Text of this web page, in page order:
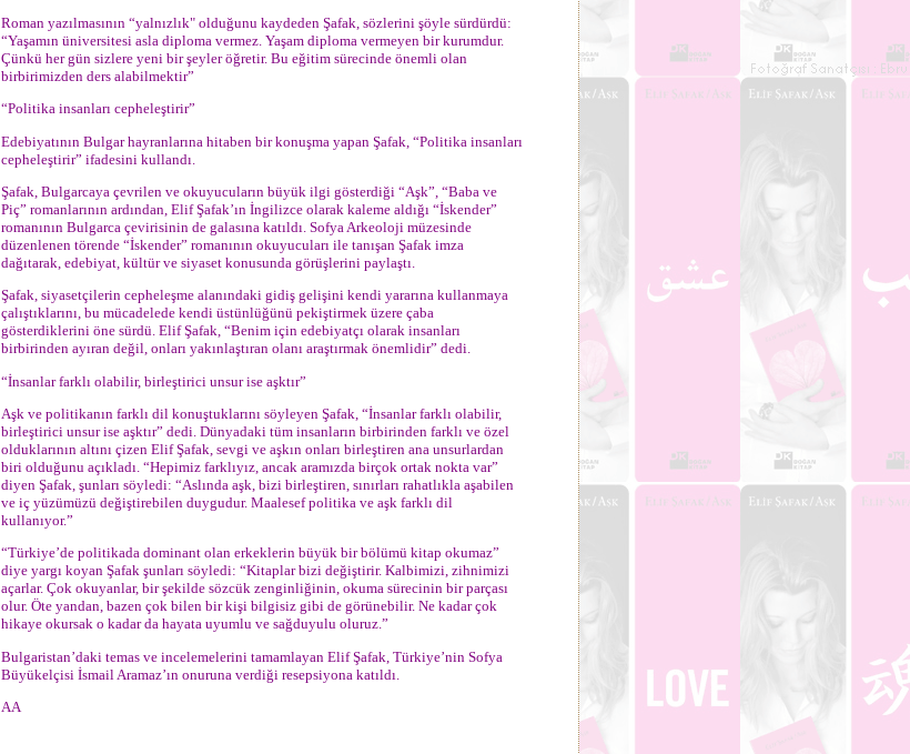
Roman yazılmasının “yalnızlık" olduğunu kaydeden Şafak, sözlerini şöyle sürdürdü:
“Yaşamın üniversitesi asla diploma vermez. Yaşam diploma vermeyen bir kurumdur.
Çünkü her gün sizlere yeni bir şeyler öğretir. Bu eğitim sürecinde önemli olan
birbirimizden ders alabilmektir”
“Politika insanları cepheleştirir”
Edebiyatının Bulgar hayranlarına hitaben bir konuşma yapan Şafak, “Politika insanları
cepheleştirir” ifadesini kullandı.
Şafak, Bulgarcaya çevrilen ve okuyucuların büyük ilgi gösterdiği “Aşk”, “Baba ve
Piç” romanlarının ardından, Elif Şafak’ın İngilizce olarak kaleme aldığı “İskender”
romanının Bulgarca çevirisinin de galasına katıldı. Sofya Arkeoloji müzesinde
düzenlenen törende “İskender” romanının okuyucuları ile tanışan Şafak imza
dağıtarak, edebiyat, kültür ve siyaset konusunda görüşlerini paylaştı.
Şafak, siyasetçilerin cepheleşme alanındaki gidiş gelişini kendi yararına kullanmaya
çalıştıklarını, bu mücadelede kendi üstünlüğünü pekiştirmek üzere çaba
gösterdiklerini öne sürdü. Elif Şafak, “Benim için edebiyatçı olarak insanları
birbirinden ayıran değil, onları yakınlaştıran olanı araştırmak önemlidir” dedi.
“İnsanlar farklı olabilir, birleştirici unsur ise aşktır”
Aşk ve politikanın farklı dil konuştuklarını söyleyen Şafak, “İnsanlar farklı olabilir,
birleştirici unsur ise aşktır” dedi. Dünyadaki tüm insanların birbirinden farklı ve özel
olduklarının altını çizen Elif Şafak, sevgi ve aşkın onları birleştiren ana unsurlardan
biri olduğunu açıkladı. “Hepimiz farklıyız, ancak aramızda birçok ortak nokta var”
diyen Şafak, şunları söyledi: “Aslında aşk, bizi birleştiren, sınırları rahatlıkla aşabilen
ve iç yüzümüzü değiştirebilen duygudur. Maalesef politika ve aşk farklı dil
kullanıyor.”
“Türkiye’de politikada dominant olan erkeklerin büyük bir bölümü kitap okumaz”
diye yargı koyan Şafak şunları söyledi: “Kitaplar bizi değiştirir. Kalbimizi, zihnimizi
açarlar. Çok okuyanlar, bir şekilde sözcük zenginliğinin, okuma sürecinin bir parçası
olur. Öte yandan, bazen çok bilen bir kişi bilgisiz gibi de görünebilir. Ne kadar çok
hikaye okursak o kadar da hayata uyumlu ve sağduyulu oluruz.”
Bulgaristan’daki temas ve incelemelerini tamamlayan Elif Şafak, Türkiye’nin Sofya
Büyükelçisi İsmail Aramaz’ın onuruna verdiği resepsiyona katıldı.
AA